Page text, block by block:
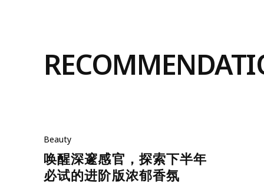
Beauty
唤醒深邃感官，探索下半年
必试的进阶版浓郁香氛